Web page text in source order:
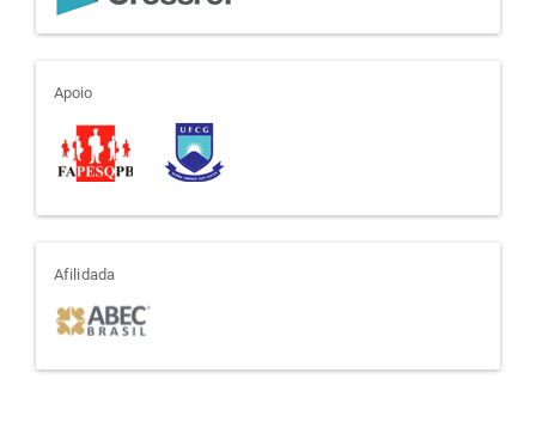
apoio
Apoio
afiliada
Afilidada